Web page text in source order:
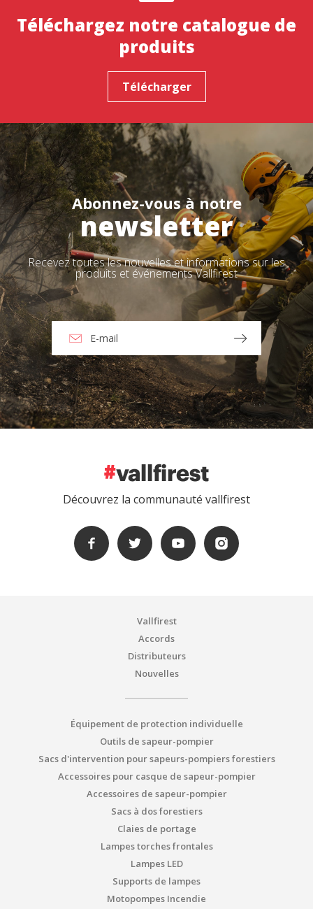
Téléchargez notre catalogue de
produits
Télécharger
Abonnez-vous à notre
newsletter
Recevez toutes les nouvelles et informations sur les
produits et événements Vallfirest
Découvrez la communauté vallfirest
Vallfirest
Accords
Distributeurs
Nouvelles
Équipement de protection individuelle
Outils de sapeur-pompier
Sacs d'intervention pour sapeurs-pompiers forestiers
Accessoires pour casque de sapeur-pompier
Accessoires de sapeur-pompier
Sacs à dos forestiers
Claies de portage
Lampes torches frontales
Lampes LED
Supports de lampes
Motopompes Incendie